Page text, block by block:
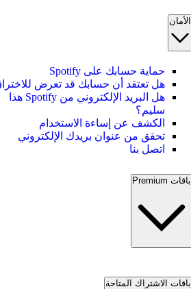
الأمان
حماية حسابك على Spotify
هل تعتقد أن حسابك قد تعرض
هل البريد الإلكتروني من Spotify هذا
سليم؟
الكشف عن إساءة الاستخدام
تحقق من عنوان بريدك الإلكتروني
اتصل بنا
باقات Premium
باقات الاشتراك المتاحة